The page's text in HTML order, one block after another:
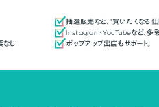
なし
抽選販売など、"買いたくなる
Instagram・YouTubeなど、多
ポップアップ出店もサポート。